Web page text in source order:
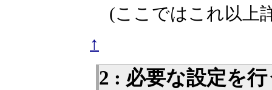
(ここではこれ以上
↑
2 : 必要な設定を